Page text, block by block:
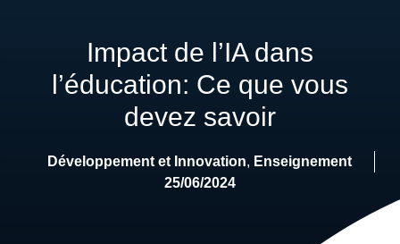
Impact de l’IA dans
l’éducation: Ce que vous
devez savoir
Développement et Innovation, Enseignement
25/06/2024